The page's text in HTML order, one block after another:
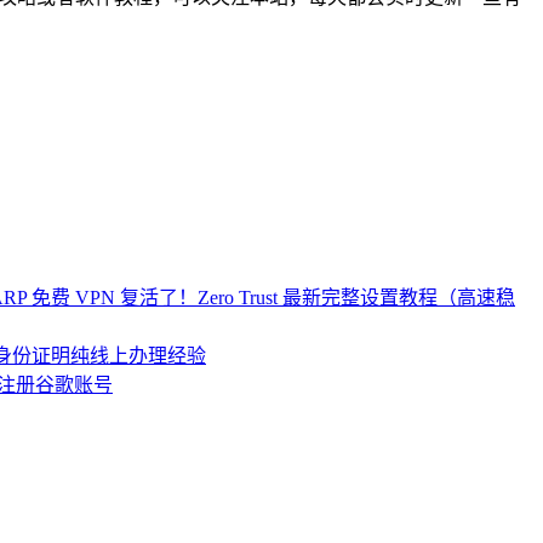
免费 VPN 复活了！Zero Trust 最新完整设置教程（高速稳
份证明纯线上办理经验
册谷歌账号